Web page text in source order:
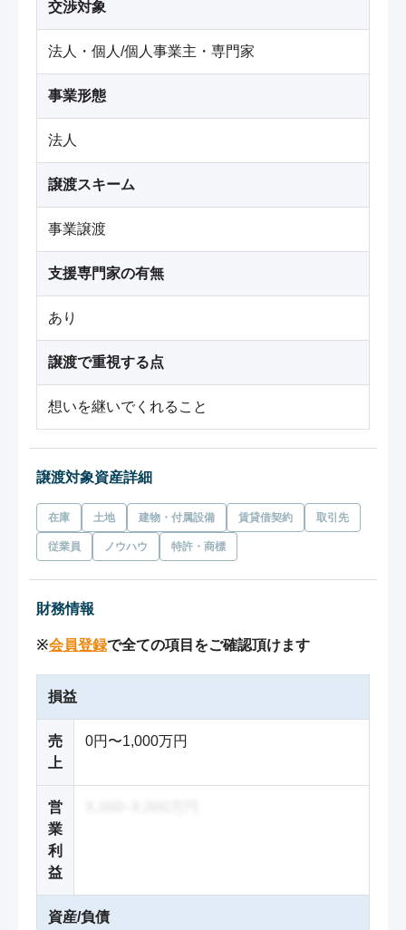
交渉対象
法人・個人/個人事業主・専門家
事業形態
法人
譲渡スキーム
事業譲渡
支援専門家の有無
あり
譲渡で重視する点
想いを継いでくれること
譲渡対象資産詳細
在庫 土地 建物・付属設備 賃貸借契約 取引先
従業員 ノウハウ 特許・商標
財務情報
※会員登録で全ての項目をご確認頂けます
損益
売
上
0円〜1,000万円
営
業
利
益
資産/負債